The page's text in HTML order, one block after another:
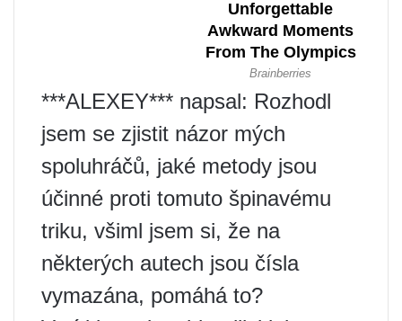
***ALEXEY*** napsal: Rozhodl
jsem se zjistit názor mých
spoluhráčů, jaké metody jsou
účinné proti tomuto špinavému
triku, všiml jsem si, že na
některých autech jsou čísla
vymazána, pomáhá to?